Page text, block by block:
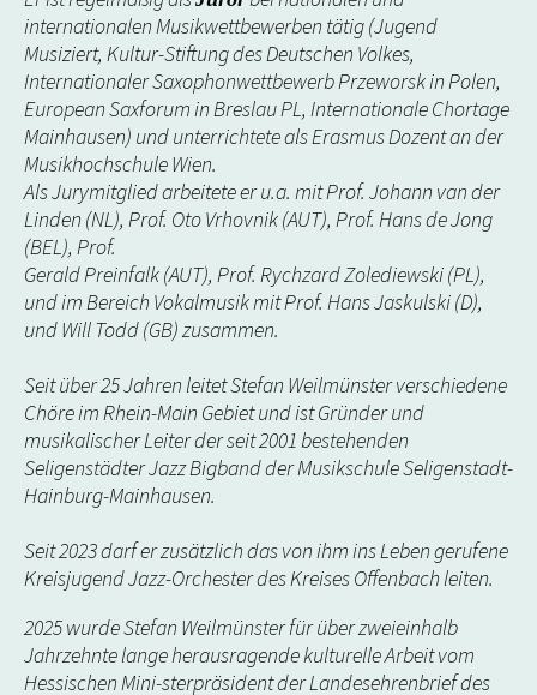
internationalen Musikwettbewerben tätig (Jugend
Musiziert, Kultur-Stiftung des Deutschen Volkes,
Internationaler Saxophonwettbewerb Przeworsk in Polen,
European Saxforum in Breslau PL, Internationale Chortage
Mainhausen) und unterrichtete als Erasmus Dozent an der
Musikhochschule Wien.
Als Jurymitglied arbeitete er u.a. mit Prof. Johann van der
Linden (NL), Prof. Oto Vrhovnik (AUT), Prof. Hans de Jong
(BEL), Prof.
Gerald Preinfalk (AUT), Prof. Rychzard Zolediewski (PL),
und im Bereich Vokalmusik mit Prof. Hans Jaskulski (D),
und Will Todd (GB) zusammen.
Seit über 25 Jahren leitet Stefan Weilmünster verschiedene
Chöre im Rhein-Main Gebiet und ist Gründer und
musikalischer Leiter der seit 2001 bestehenden
Seligenstädter Jazz Bigband der Musikschule Seligenstadt-
Hainburg-Mainhausen.
Seit 2023 darf er zusätzlich das von ihm ins Leben gerufene
Kreisjugend Jazz-Orchester des Kreises Offenbach leiten.
2025 wurde Stefan Weilmünster für über zweieinhalb
Jahrzehnte lange herausragende kulturelle Arbeit vom
Hessischen Mini-sterpräsident der Landesehrenbrief des